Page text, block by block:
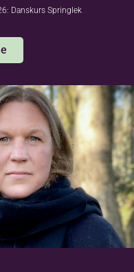
Danskurs Springlek